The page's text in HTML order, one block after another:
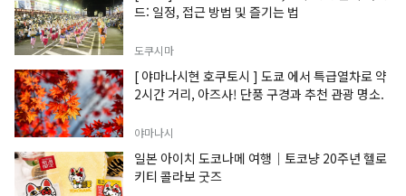
드: 일정, 접근 방법 및 즐기는 법
도쿠시마
[ 야마나시현 호쿠토시 ] 도쿄 에서 특급열차로 약
2시간 거리, 아즈사! 단풍 구경과 추천 관광 명소.
야마나시
일본 아이치 도코나메 여행｜토코냥 20주년 헬로
키티 콜라보 굿즈